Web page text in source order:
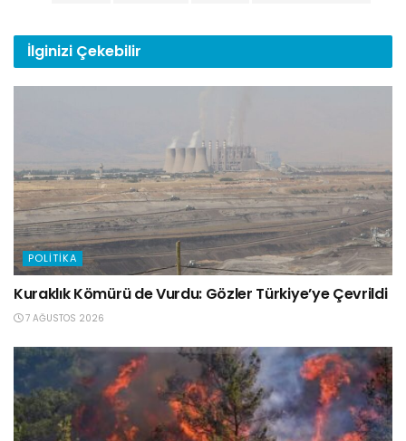
İlginizi Çekebilir
POLITIKA
Kuraklık Kömürü de Vurdu: Gözler Türkiye’ye Çevrildi
7 AĞUSTOS 2026